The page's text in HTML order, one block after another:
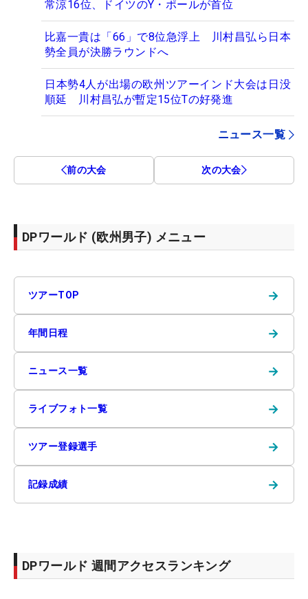
常涼16位、ドイツのY・ポールが首位
比嘉一貴は「66」で8位急浮上 川村昌弘ら日本
勢全員が決勝ラウンドへ
日本勢4人が出場の欧州ツアーインド大会は日没
順延 川村昌弘が暫定15位Tの好発進
ニュース一覧
前の大会 次の大会
DPワールド (欧州男子) メニュー
ツアーTOP →
年間日程 →
ニュース一覧 →
ライブフォト一覧 →
ツアー登録選手 →
記録成績 →
DPワールド 週間アクセスランキング